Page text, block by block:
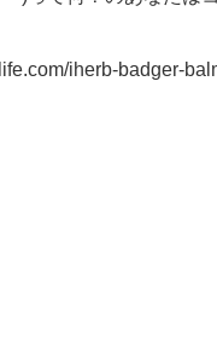
iherb-badger-